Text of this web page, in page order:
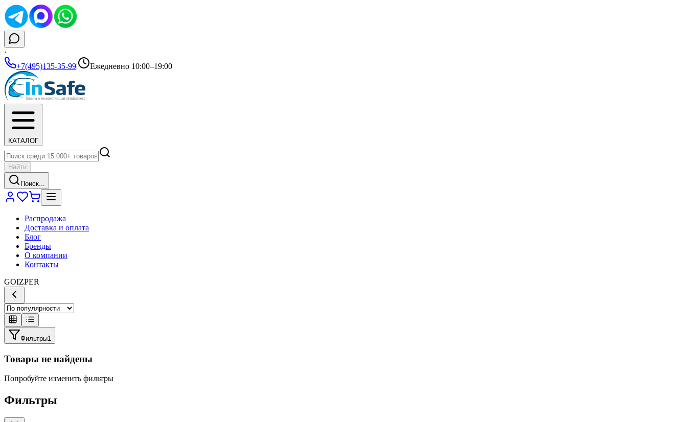
·
+7(495)135-35-99| Ежедневно 10:00–19:00
КАТАЛОГ
Найти
Поиск...
Распродажа
Доставка и оплата
Блог
Бренды
О компании
Контакты
GOIZPER
Фильтры1
Товары не найдены
Попробуйте изменить фильтры
Фильтры